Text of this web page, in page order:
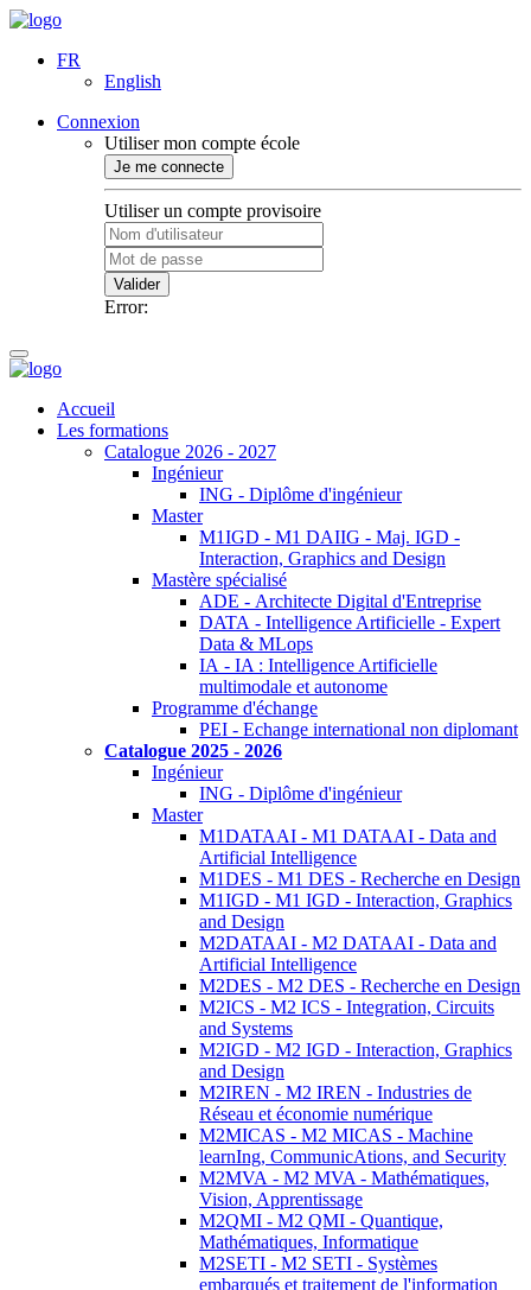
FR
English
Connexion
Utiliser mon compte école
Je me connecte
Utiliser un compte provisoire
Valider
Error:
Accueil
Les formations
Catalogue 2026 - 2027
Ingénieur
ING - Diplôme d'ingénieur
Master
M1IGD - M1 DAIIG - Maj. IGD -
Interaction, Graphics and Design
Mastère spécialisé
ADE - Architecte Digital d'Entreprise
DATA - Intelligence Artificielle - Expert
Data & MLops
IA - IA : Intelligence Artificielle
multimodale et autonome
Programme d'échange
PEI - Echange international non diplomant
Catalogue 2025 - 2026
Ingénieur
ING - Diplôme d'ingénieur
Master
M1DATAAI - M1 DATAAI - Data and
Artificial Intelligence
M1DES - M1 DES - Recherche en Design
M1IGD - M1 IGD - Interaction, Graphics
and Design
M2DATAAI - M2 DATAAI - Data and
Artificial Intelligence
M2DES - M2 DES - Recherche en Design
M2ICS - M2 ICS - Integration, Circuits
and Systems
M2IGD - M2 IGD - Interaction, Graphics
and Design
M2IREN - M2 IREN - Industries de
Réseau et économie numérique
M2MICAS - M2 MICAS - Machine
learnIng, CommunicAtions, and Security
M2MVA - M2 MVA - Mathématiques,
Vision, Apprentissage
M2QMI - M2 QMI - Quantique,
Mathématiques, Informatique
M2SETI - M2 SETI - Systèmes
embarqués et traitement de l'information